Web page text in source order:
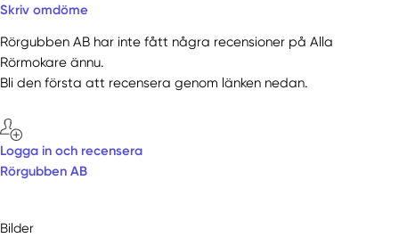
Skriv omdöme
Rörgubben AB har inte fått några recensioner på Alla
Rörmokare ännu.
Bli den första att recensera genom länken nedan.
Logga in och recensera
Rörgubben AB
Bilder